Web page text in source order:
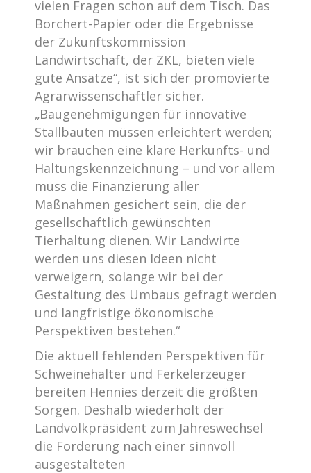
vielen Fragen schon auf dem Tisch. Das
Borchert-Papier oder die Ergebnisse
der Zukunftskommission
Landwirtschaft, der ZKL, bieten viele
gute Ansätze“, ist sich der promovierte
Agrarwissenschaftler sicher.
„Baugenehmigungen für innovative
Stallbauten müssen erleichtert werden;
wir brauchen eine klare Herkunfts- und
Haltungskennzeichnung – und vor allem
muss die Finanzierung aller
Maßnahmen gesichert sein, die der
gesellschaftlich gewünschten
Tierhaltung dienen. Wir Landwirte
werden uns diesen Ideen nicht
verweigern, solange wir bei der
Gestaltung des Umbaus gefragt werden
und langfristige ökonomische
Perspektiven bestehen.“
Die aktuell fehlenden Perspektiven für
Schweinehalter und Ferkelerzeuger
bereiten Hennies derzeit die größten
Sorgen. Deshalb wiederholt der
Landvolkpräsident zum Jahreswechsel
die Forderung nach einer sinnvoll
ausgestalteten